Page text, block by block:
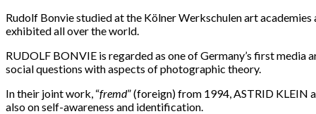
Rudolf Bonvie studied at the Kölner Werkschulen art
exhibited all over the world.
RUDOLF BONVIE is regarded as one of Germany’s first
social questions with aspects of photographic theory.
In their joint work, “fremd” (foreign) from 1994, ASTRID KLEIN
also on self-awareness and identification.